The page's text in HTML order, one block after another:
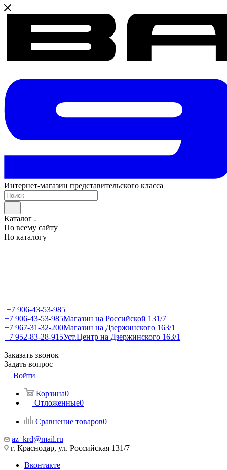
Интернет-магазин представительского класса
Каталог
По всему сайту
По каталогу
+7 906-43-53-985
+7 906-43-53-985Магазин на Российской 131/7
+7 967-31-32-200Магазин на Дзержинского 163/1
+7 952-83-28-915Уст.Центр на Дзержинского 163/1
Заказать звонок
Задать вопрос
Войти
Корзина0
Отложенные0
Сравнение товаров0
az_krd@mail.ru
г. Краснодар, ул. Российская 131/7
Вконтакте